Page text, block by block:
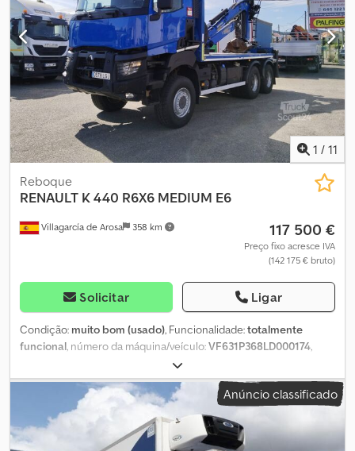
de manutenção de faixa, bloqueio do diferencial, controlo de
tração, controlo de velocidade de cruzeiro, direção assistida,
fecho centralizado, programa eletrónico de estabilidade (ESP),
retardador, toma de força traseira , RENAULT T 520 Crsdpfxozrh
Tts Akwof ABS, EBS, Travão motor (retardador), Ar condicionado,
Vidros elétricos, Computador de bordo, Aquecedor de
estacionamento, Direção assistida, 2 bancos com suspensão
pneumática, Tacógrafo, Aquecimento: Webasto.
1 / 11
Villagarcía de Arosa 358 km
Reboque
RENAULT K 440 R6X6 MEDIUM E6
117 500 €
Preço fixo acresce IVA
(142 175 € bruto)
Solicitar Ligar
Condição: muito bom (usado), Funcionalidade:totalmente
funcional, número da máquina/veículo:VF631P368LD000174,
, primeira matrícula:
combustível:diesel, peso em vazio:15 670 kg, peso máximo de
10 330 kg , peso total:26 000 kg
, tamanho do pneu:
315/80R22,5
, configuração de eixo:6x6, distância entre eixos:
3 900 mm
, distância entre eixos: 1 370 mm, combustível:diesel,
eficiência energética: C, travões:travão de motor azul,
Anúncio classificado